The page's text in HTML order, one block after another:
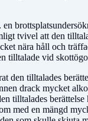
tvivel att den
nä­ra håll och
tilltalade vid
den tilltalades
drack mycket
med en mängd